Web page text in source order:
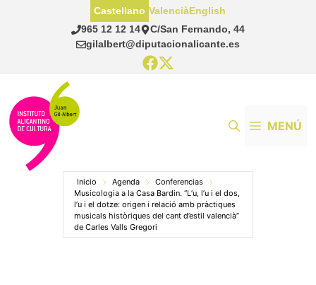
965 12 12 14
C/San Fernando, 44
gilalbert@diputacionalicante.es
Castellano ValenciàEnglish
MENÚ
Inicio Agenda
Conferencias
Musicologia a la Casa Bardin. “L’u, l’u i el dos,
l’u i el dotze: origen i relació amb pràctiques
musicals històriques del cant d’estil valencià”
de Carles Valls Gregori